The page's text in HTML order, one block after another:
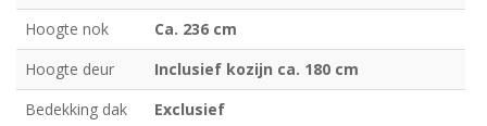
Hoogte nok
Ca. 236 cm
Hoogte deur
Inclusief kozijn ca. 180 cm
Bedekking dak
Exclusief